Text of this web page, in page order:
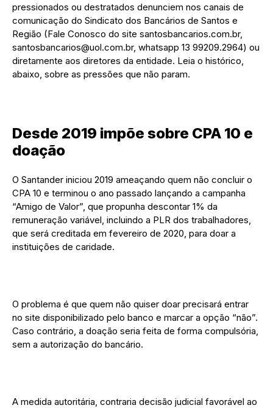
pressionados ou destratados denunciem nos canais de
comunicação do Sindicato dos Bancários de Santos e
Região (Fale Conosco do site santosbancarios.com.br,
santosbancarios@uol.com.br, whatsapp 13 99209.2964) ou
diretamente aos diretores da entidade. Leia o histórico,
abaixo, sobre as pressões que não param.
Desde 2019 impõe sobre CPA 10 e
doação
O Santander iniciou 2019 ameaçando quem não concluir o
CPA 10 e terminou o ano passado lançando a campanha
“Amigo de Valor”, que propunha descontar 1% da
remuneração variável, incluindo a PLR dos trabalhadores,
que será creditada em fevereiro de 2020, para doar a
instituições de caridade.
O problema é que quem não quiser doar precisará entrar
no site disponibilizado pelo banco e marcar a opção “não”.
Caso contrário, a doação seria feita de forma compulsória,
sem a autorização do bancário.
A medida autoritária, contraria decisão judicial favorável ao